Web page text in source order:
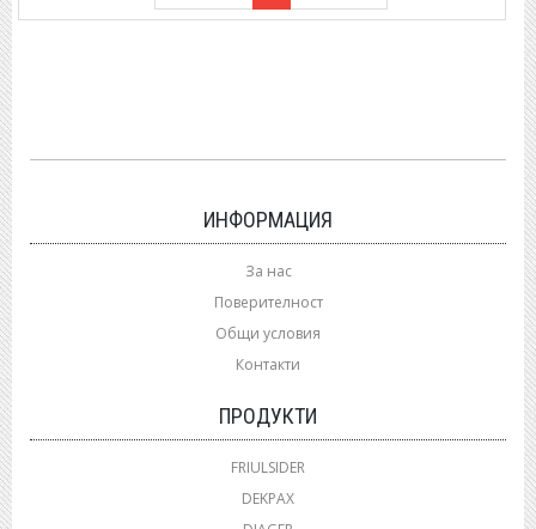
ИНФОРМАЦИЯ
За нас
Поверителност
Общи условия
Контакти
ПРОДУКТИ
FRIULSIDER
DEKPAX